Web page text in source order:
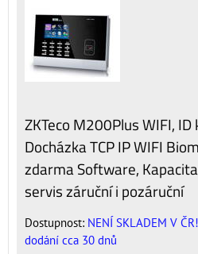
ZKTeco M200Plus WIFI, ID
Docházka TCP IP WIFI
zdarma Software,
servis záruční i pozáruční
Dostupnost: NENÍ SKLADEM V
dodání cca 30 dnů